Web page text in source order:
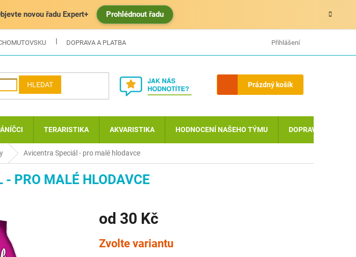
novou řadu Expert+ Prohlédnout řadu
DOPRAVA A PLATBA MOJE OBJEDNÁVKA
Přihlášení
HLEDAT
Nákupní
košík
Prázdný košík
TERARISTIKA AKVARISTIKA HODNOCENÍ NAŠEHO TÝMU DOPRAVA A PLATBA
Avicentra Speciál - pro malé hlodavce
PRO MALÉ HLODAVCE
od 30 Kč
cena:
Zvolte variantu